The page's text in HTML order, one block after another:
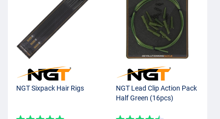
NGT Sixpack Hair Rigs
NGT Lead Clip Action Pack
Half Green (16pcs)